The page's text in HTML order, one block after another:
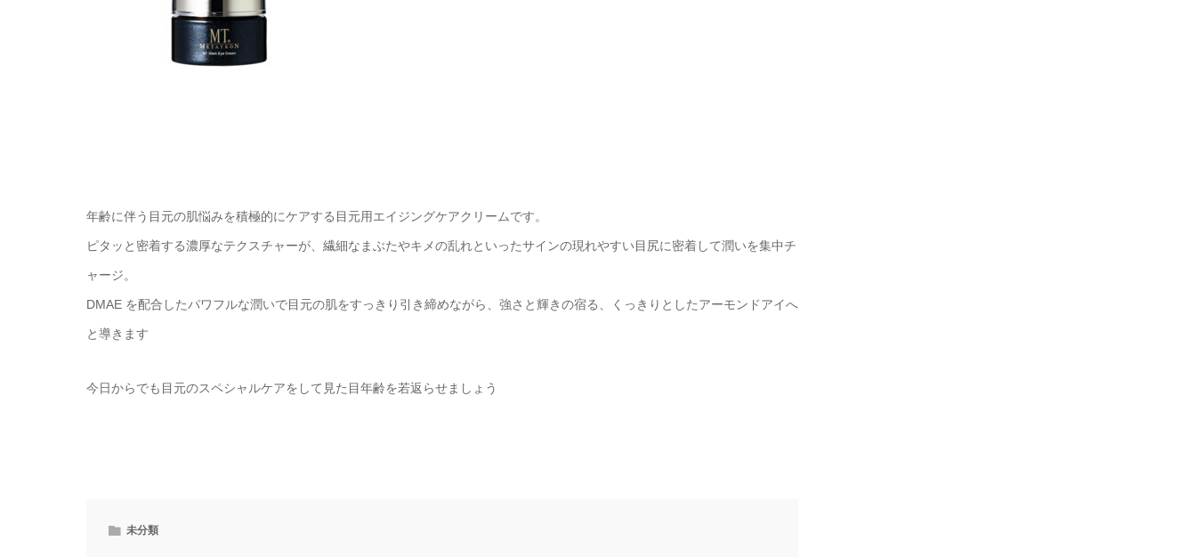
年齢に伴う目元の肌悩みを積極的にケアする目元用エイジングケアクリームです。
ピタッと密着する濃厚なテクスチャーが、繊細なまぶたやキメの乱れといったサインの現れやすい目尻に密着して潤いを集中チ
ャージ。
DMAE を配合したパワフルな潤いで目元の肌をすっきり引き締めながら、強さと輝きの宿る、くっきりとしたアーモンドアイへ
と導きます
今日からでも目元のスペシャルケアをして見た目年齢を若返らせましょう
未分類